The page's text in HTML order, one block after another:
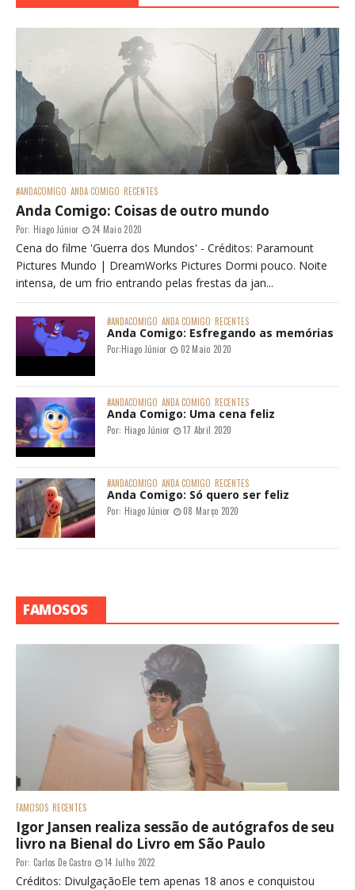
#ANDACOMIGO ANDA COMIGO RECENTES
Anda Comigo: Coisas de outro mundo
Por: Hiago Júnior 24 Maio 2020
Cena do filme 'Guerra dos Mundos' - Créditos: Paramount
Pictures Mundo | DreamWorks Pictures Dormi pouco. Noite
intensa, de um frio entrando pelas frestas da jan...
#ANDACOMIGO ANDA COMIGO RECENTES
Anda Comigo: Esfregando as memórias
Por:Hiago Júnior 02 Maio 2020
#ANDACOMIGO ANDA COMIGO RECENTES
Anda Comigo: Uma cena feliz
Por: Hiago Júnior 17 Abril 2020
#ANDACOMIGO ANDA COMIGO RECENTES
Anda Comigo: Só quero ser feliz
Por: Hiago Júnior 08 Março 2020
FAMOSOS
FAMOSOS RECENTES
Igor Jansen realiza sessão de autógrafos de seu
livro na Bienal do Livro em São Paulo
Por: Carlos De Castro 14 Julho 2022
Créditos: DivulgaçãoEle tem apenas 18 anos e conquistou